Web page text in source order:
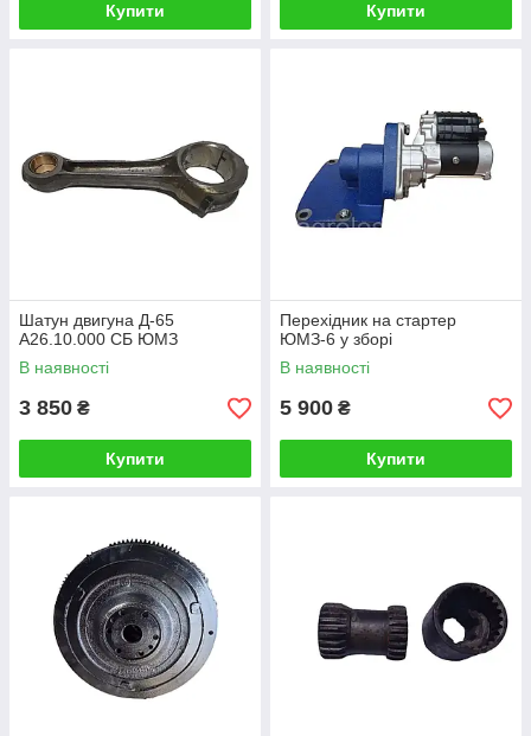
Купити Купити
Шатун двигуна Д-65
А26.10.000 СБ ЮМЗ
В наявності
3 850 ₴
Купити
Перехідник на стартер
ЮМЗ-6 у зборі
В наявності
5 900 ₴
Купити